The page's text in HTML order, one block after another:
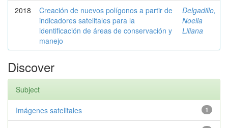
2018
Creación de nuevos polígonos a partir de
indicadores satelitales para la
identificación de áreas de conservación y
manejo
Delgadillo,
Noelia
Liliana
Discover
Subject
1
Imágenes satelitales